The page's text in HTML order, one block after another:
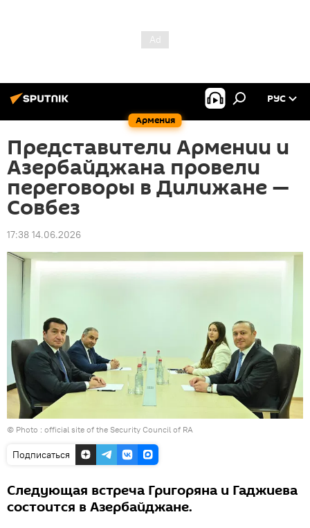
Армения
РУС
Представители Армении и
Азербайджана провели
переговоры в Дилижане —
Совбез
17:38 14.06.2026
© Photo : official site of the Security Council of RA
Подписаться
Следующая встреча Григоряна и Гаджиева
состоится в Азербайджане.